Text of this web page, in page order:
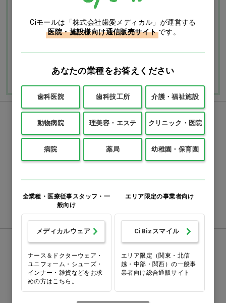
返品・交換につい
て
修理・保証につい
て
よくあるご質問
ご利用ガイドを詳しく見
FAXでのご注文
0120-418-167
お間違いのないようお願いいたします
注文書ダウンロード
お電話でお問い合わせ
0570-058000
Ciモールは「株式会社歯愛メディカル」が運営する
医院・施設様向け通信販売サイト です。
あなたの業種をお答えください
歯科医院 歯科技工所 介護・福祉施設
動物病院 理美容・エステ クリニック・医院
病院 薬局 幼稚園・保育園
全業種・医療従事スタッフ・一
般向け
メディカルウェア
ナース＆ドクターウェア・
ユニフォーム・シューズ・
インナー・雑貨などをお求
めの方はこちら。
エリア限定の事業者向け
CiBizスマイル
エリア限定（関東・北信
越・中部・関西）の一般事
業者向け総合通販サイト